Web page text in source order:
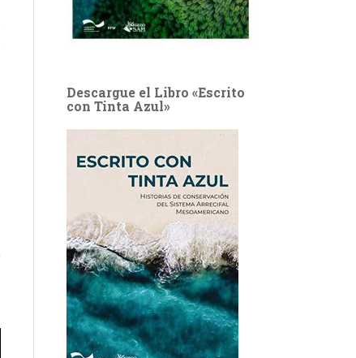
Descargue el Libro «Escrito
con Tinta Azul»